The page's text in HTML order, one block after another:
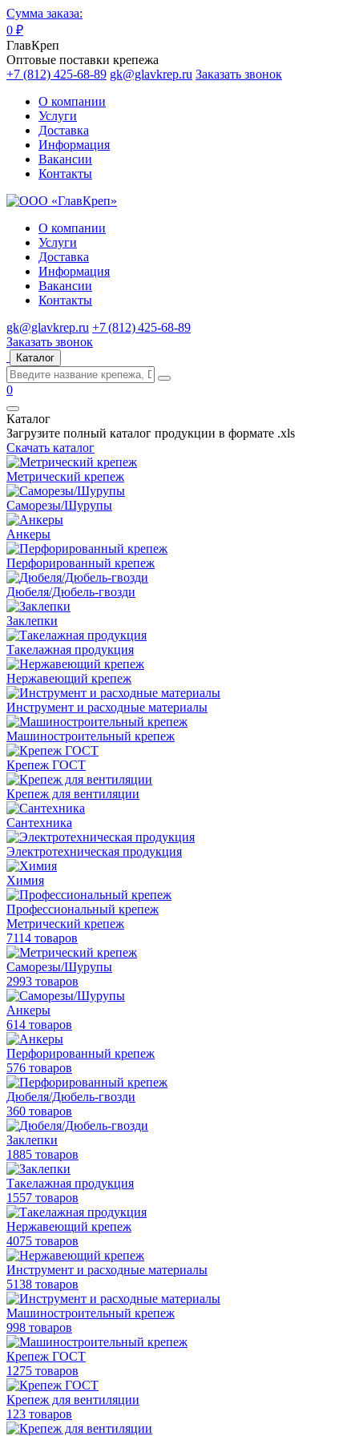
Сумма заказа:
0 ₽
ГлавКреп
Оптовые поставки крепежа
+7 (812) 425-68-89 gk@glavkrep.ru Заказать звонок
О компании
Услуги
Доставка
Информация
Вакансии
Контакты
О компании
Услуги
Доставка
Информация
Вакансии
Контакты
gk@glavkrep.ru +7 (812) 425-68-89
Заказать звонок
Каталог
0
Каталог
Загрузите полный каталог продукции в формате .xls
Скачать каталог
Метрический крепеж
Саморезы/Шурупы
Анкеры
Перфорированный крепеж
Дюбеля/Дюбель-гвозди
Заклепки
Такелажная продукция
Нержавеющий крепеж
Инструмент и расходные материалы
Машиностроительный крепеж
Крепеж ГОСТ
Крепеж для вентиляции
Сантехника
Электротехническая продукция
Химия
Профессиональный крепеж
Метрический крепеж
7114 товаров
Саморезы/Шурупы
2993 товаров
Анкеры
614 товаров
Перфорированный крепеж
576 товаров
Дюбеля/Дюбель-гвозди
360 товаров
Заклепки
1885 товаров
Такелажная продукция
1557 товаров
Нержавеющий крепеж
4075 товаров
Инструмент и расходные материалы
5138 товаров
Машиностроительный крепеж
998 товаров
Крепеж ГОСТ
1275 товаров
Крепеж для вентиляции
123 товаров